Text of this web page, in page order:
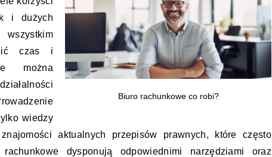
Biuro rachunkowe co robi?
i dużych
wszystkim
czas i
można
wiedzy
aktualnych przepisów prawnych, które często
dysponują odpowiednimi narzędziami oraz